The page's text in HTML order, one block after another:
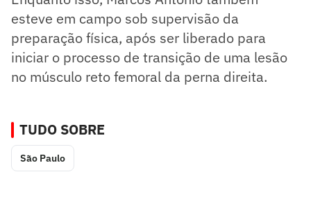
esteve em campo sob supervisão da
preparação física, após ser liberado para
iniciar o processo de transição de uma lesão
no músculo reto femoral da perna direita.
TUDO SOBRE
São Paulo